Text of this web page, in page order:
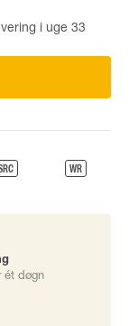
i uge 33
WR
ét døgn